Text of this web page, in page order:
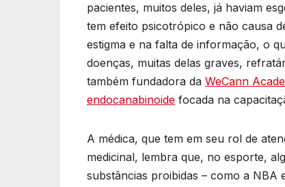
pacientes, muitos deles, já haviam
tem efeito psicotrópico e não causa
estigma e na falta de informação, o
doenças, muitas delas graves,
também fundadora da WeCann
endocanabinoide focada na
A médica, que tem em seu rol de
medicinal, lembra que, no esporte,
substâncias proibidas – como a NBA